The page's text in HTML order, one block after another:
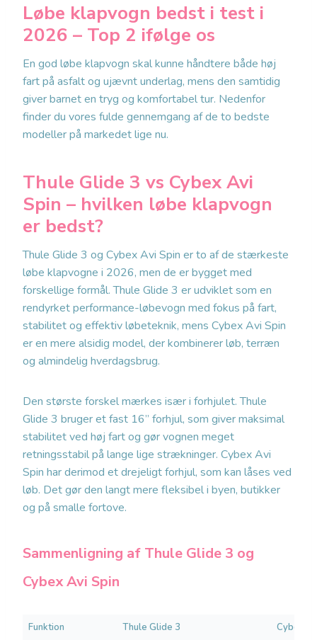
Løbe klapvogn bedst i test i
2026 – Top 2 ifølge os
En god løbe klapvogn skal kunne håndtere både høj
fart på asfalt og ujævnt underlag, mens den samtidig
giver barnet en tryg og komfortabel tur. Nedenfor
finder du vores fulde gennemgang af de to bedste
modeller på markedet lige nu.
Thule Glide 3 vs Cybex Avi
Spin – hvilken løbe klapvogn
er bedst?
Thule Glide 3 og Cybex Avi Spin er to af de stærkeste
løbe klapvogne i 2026, men de er bygget med
forskellige formål. Thule Glide 3 er udviklet som en
rendyrket performance-løbevogn med fokus på fart,
stabilitet og effektiv løbeteknik, mens Cybex Avi Spin
er en mere alsidig model, der kombinerer løb, terræn
og almindelig hverdagsbrug.
Den største forskel mærkes især i forhjulet. Thule
Glide 3 bruger et fast 16” forhjul, som giver maksimal
stabilitet ved høj fart og gør vognen meget
retningsstabil på lange lige strækninger. Cybex Avi
Spin har derimod et drejeligt forhjul, som kan låses ved
løb. Det gør den langt mere fleksibel i byen, butikker
og på smalle fortove.
Sammenligning af Thule Glide 3 og
Cybex Avi Spin
Funktion Thule Glide 3 Cybex